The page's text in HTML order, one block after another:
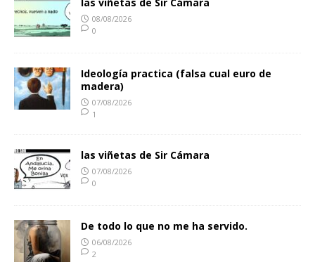
las viñetas de Sir Cámara
08/08/2026
0
Ideología practica (falsa cual euro de
madera)
07/08/2026
1
las viñetas de Sir Cámara
07/08/2026
0
De todo lo que no me ha servido.
06/08/2026
2